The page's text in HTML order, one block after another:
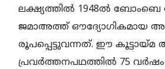
ലക്ഷ്യത്തില്‍ 1948ല്‍ ബോംബെ
ജമാഅത്ത് ഔദ്യോഗികമായ
രൂപപ്പെട്ടുവന്നത്. ഈ കൂട്ടായ്മ
പ്രവര്‍ത്തനപഥത്തില്‍ 75 വര്‍ഷം